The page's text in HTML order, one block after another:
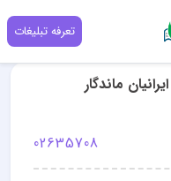
تعرفه تبلیغات
ماندگار
02635708